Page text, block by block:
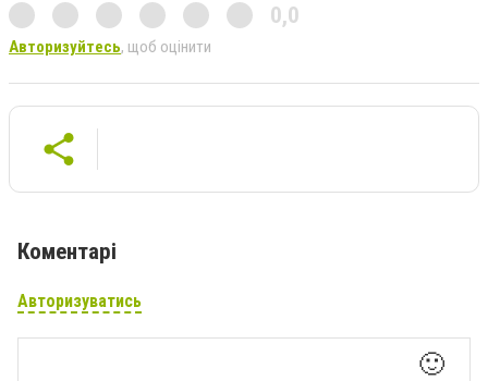
0,0
Авторизуйтесь, щоб оцінити
Коментарі
Авторизуватись
🙂